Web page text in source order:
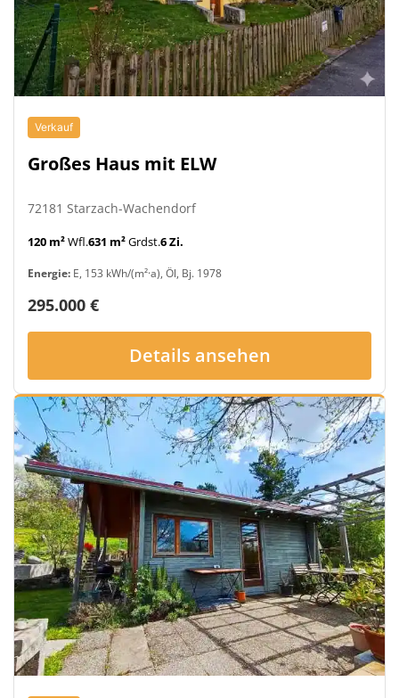
Verkauf
Großes Haus mit ELW
72181 Starzach-Wachendorf
120 m²Wfl.631 m²Grdst.6 Zi.
Energie: E, 153 kWh/(m²·a), Öl, Bj. 1978
295.000 €
Details ansehen